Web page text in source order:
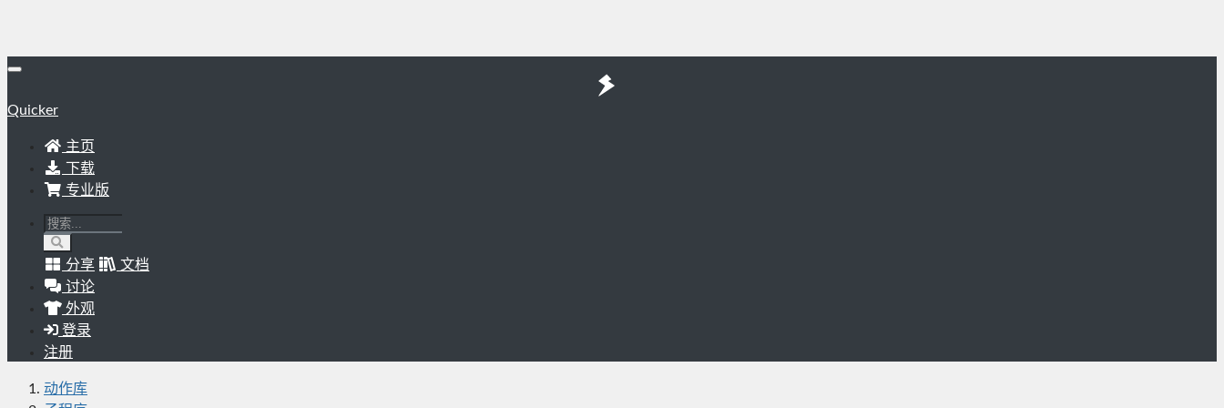
Quicker
主页
下载
专业版
分享
文档
讨论
外观
登录
注册
动作库